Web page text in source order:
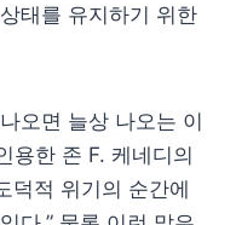
태를 유지하기 위한
오면 늘상 나오는 이
용한 존 F. 케네디의
덕적 위기의 순간에